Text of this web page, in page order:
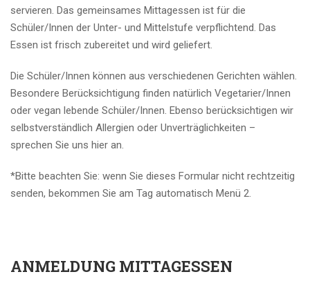
servieren. Das gemeinsames Mittagessen ist für die
Schüler/Innen der Unter- und Mittelstufe verpflichtend. Das
Essen ist frisch zubereitet und wird geliefert.
Die Schüler/Innen können aus verschiedenen Gerichten wählen.
Besondere Berücksichtigung finden natürlich Vegetarier/Innen
oder vegan lebende Schüler/Innen. Ebenso berücksichtigen wir
selbstverständlich Allergien oder Unverträglichkeiten –
sprechen Sie uns hier an.
*Bitte beachten Sie: wenn Sie dieses Formular nicht rechtzeitig
senden, bekommen Sie am Tag automatisch Menü 2.
ANMELDUNG MITTAGESSEN